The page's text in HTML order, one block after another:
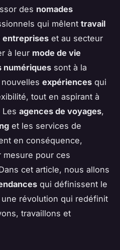
des nomades
qui mêlent travail
entreprises et au secteur
à leur mode de vie
numériques sont à la
expériences qui
tout en aspirant à
Les agences de voyages,
et les services de
en conséquence,
pour ces
cet article, nous allons
qui définissent le
une révolution qui redéfinit
travaillons et